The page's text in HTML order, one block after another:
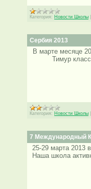
Категория: Новости Школы
Сербия 2013
В марте месяце
Тимур
Категория: Новости Школы
7 Международный
25-29 марта 2013
Наша школа
1.